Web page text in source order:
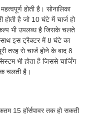
होती है। सोनालिका
होती है जो 10 घंटे में चार्ज हो
भी उपलब्ध है जिसके चलते
साथ इस ट्रैक्टर में 8 घंटे का
तरह से चार्ज होने के बाद 8
भी होता है जिससे चार्जिंग
चलती है।
15 हॉर्सपावर तक हो सकती